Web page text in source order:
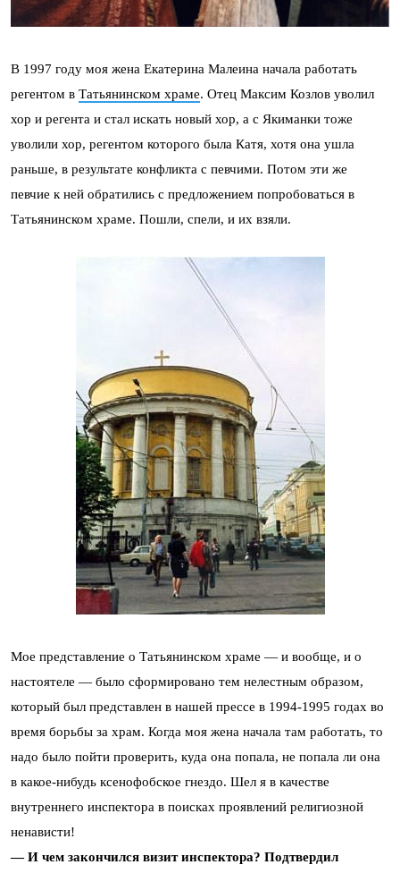
В 1997 году моя жена Екатерина Малеина начала работать
регентом в Татьянинском храме. Отец Максим Козлов уволил
хор и регента и стал искать новый хор, а с Якиманки тоже
уволили хор, регентом которого была Катя, хотя она ушла
раньше, в результате конфликта с певчими. Потом эти же
певчие к ней обратились с предложением попробоваться в
Татьянинском храме. Пошли, спели, и их взяли.
Мое представление о Татьянинском храме — и вообще, и о
настоятеле — было сформировано тем нелестным образом,
который был представлен в нашей прессе в 1994-1995 годах во
время борьбы за храм. Когда моя жена начала там работать, то
надо было пойти проверить, куда она попала, не попала ли она
в какое-нибудь ксенофобское гнездо. Шел я в качестве
внутреннего инспектора в поисках проявлений религиозной
ненависти!
— И чем закончился визит инспектора? Подтвердил